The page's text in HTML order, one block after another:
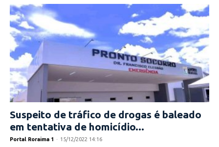
Suspeito de tráfico de drogas é baleado
em tentativa de homicídio...
Portal Roraima 1 - 15/12/2022 14:16